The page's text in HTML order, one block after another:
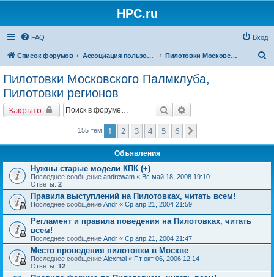
HPC.ru
FAQ Вход
Список форумов Ассоциация пользователей КПК и мобильных устройств Пилотовки Московского Палмклуба, Пилотовки регионов
Пилотовки Московского Палмклуба,
Пилотовки регионов
Закрыто Поиск
155 тем 1 2 3 4 5 6
Объявления
Нужны старые модели КПК (+)
Последнее сообщение andrewam « Вс май 18, 2008 19:10
Ответы: 2
Правила выступлений на Пилотовках, читать всем!
Последнее сообщение Andr « Ср апр 21, 2004 21:59
Регламент и правила поведения на Пилотовках, читать
всем!
Последнее сообщение Andr « Ср апр 21, 2004 21:47
Место проведения пилотовки в Москве
Последнее сообщение Alexmal « Пт окт 06, 2006 12:14
Ответы: 12